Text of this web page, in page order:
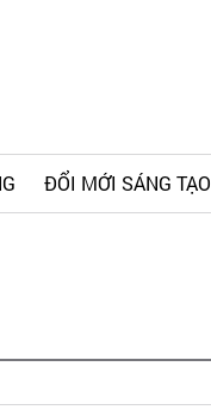
ĐỔI MỚI SÁNG TẠO